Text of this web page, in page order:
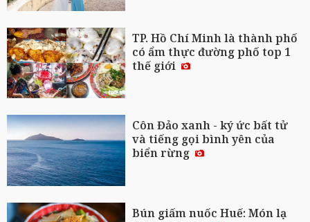
TP. Hồ Chí Minh là thành phố
có ẩm thực đường phố top 1
thế giới
Côn Đảo xanh - ký ức bất tử
và tiếng gọi bình yên của
biển rừng
Bún giấm nuốc Huế: Món lạ